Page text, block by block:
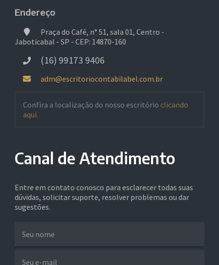
Endereço
Praça do Café, n° 51, sala 01, Centro -
Jaboticabal - SP - CEP: 14870-160
(16) 99173 9406
adm@escritoriocontabilabel.com.br
Confira a localização do nosso escritório clicando
aqui.
Canal de Atendimento
Entre em contato conosco para esclarecer todas suas
dúvidas, solicitar suporte, resolver problemas ou dar
sugestões.